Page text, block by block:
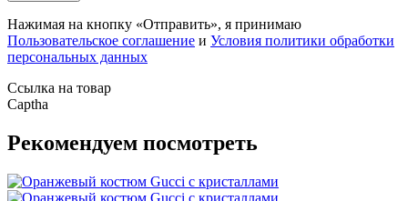
Нажимая на кнопку «Отправить», я принимаю
Пользовательское соглашение и Условия политики обработки
персональных данных
Ссылка на товар
Captha
Рекомендуем посмотреть